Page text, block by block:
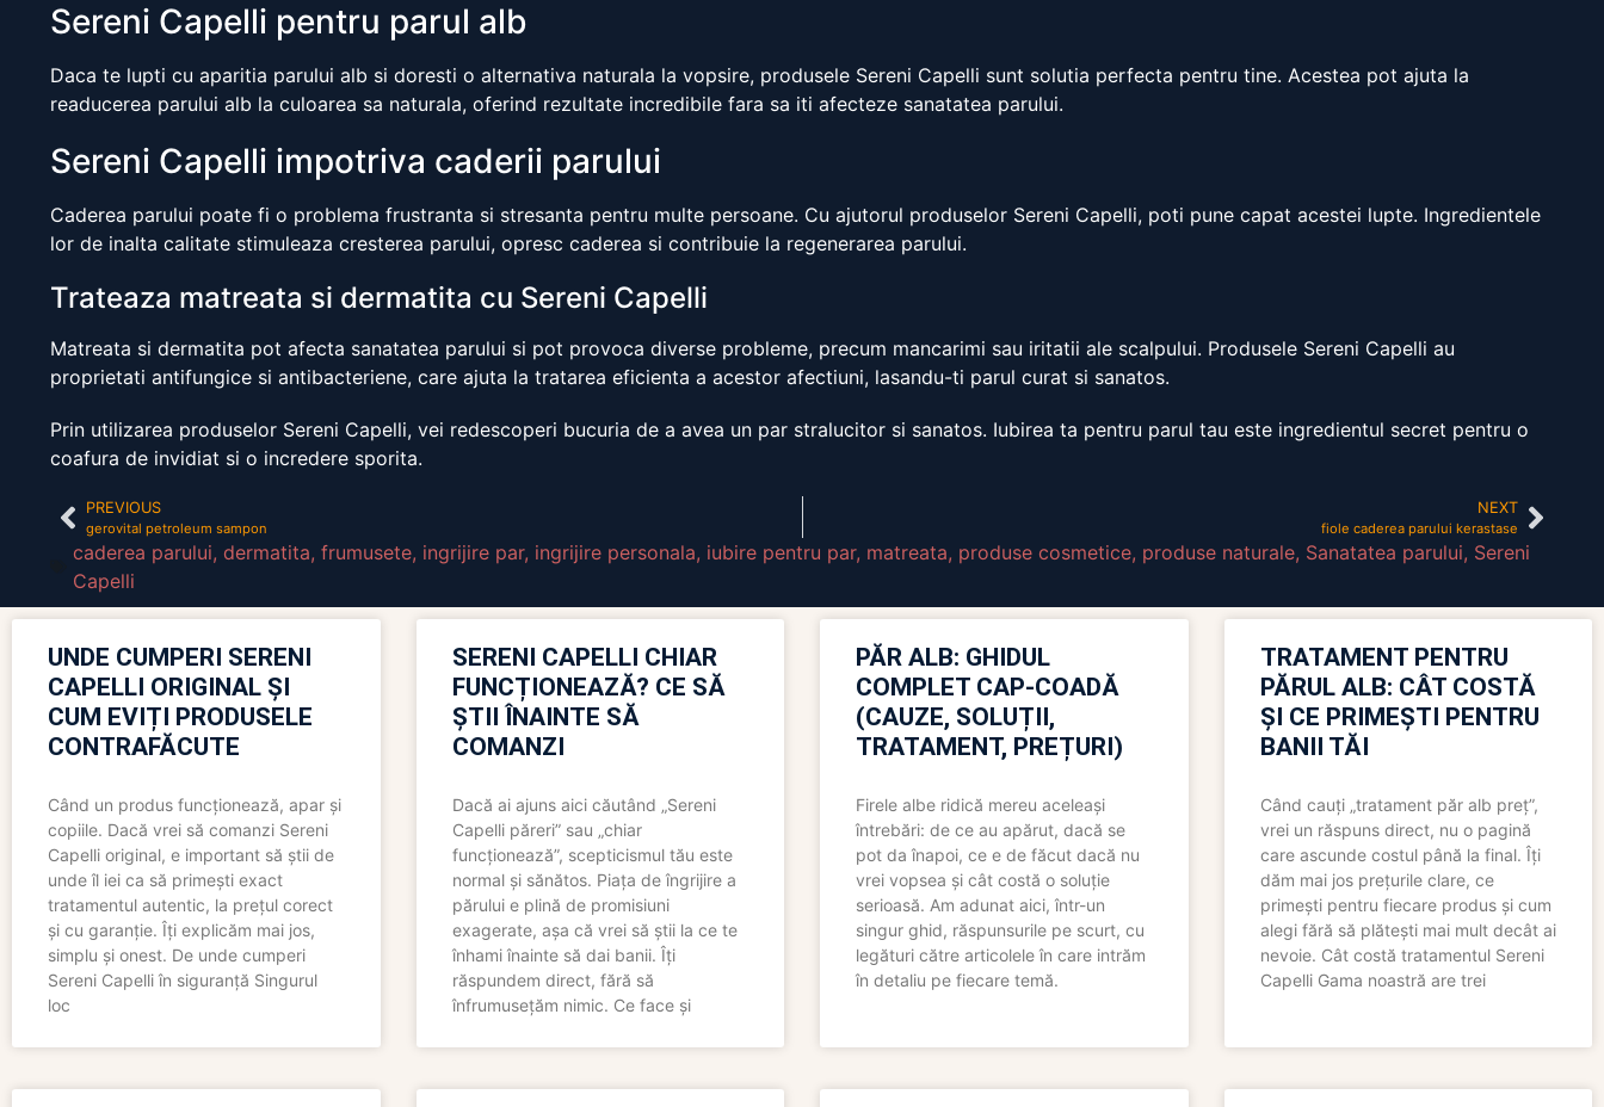
Sereni Capelli pentru parul alb
Daca te lupti cu aparitia parului alb si doresti o alternativa naturala la vopsire, produsele Sereni Capelli sunt solutia perfecta pentru tine. Acestea pot ajuta la
readucerea parului alb la culoarea sa naturala, oferind rezultate incredibile fara sa iti afecteze sanatatea parului.
Sereni Capelli impotriva caderii parului
Caderea parului poate fi o problema frustranta si stresanta pentru multe persoane. Cu ajutorul produselor Sereni Capelli, poti pune capat acestei lupte. Ingredientele
lor de inalta calitate stimuleaza cresterea parului, opresc caderea si contribuie la regenerarea parului.
Trateaza matreata si dermatita cu Sereni Capelli
Matreata si dermatita pot afecta sanatatea parului si pot provoca diverse probleme, precum mancarimi sau iritatii ale scalpului. Produsele Sereni Capelli au
proprietati antifungice si antibacteriene, care ajuta la tratarea eficienta a acestor afectiuni, lasandu-ti parul curat si sanatos.
Prin utilizarea produselor Sereni Capelli, vei redescoperi bucuria de a avea un par stralucitor si sanatos. Iubirea ta pentru parul tau este ingredientul secret pentru o
coafura de invidiat si o incredere sporita.
PREVIOUS
gerovital petroleum sampon
NEXT
fiole caderea parului kerastase
caderea parului, dermatita, frumusete, ingrijire par, ingrijire personala, iubire pentru par, matreata, produse cosmetice, produse naturale, Sanatatea parului, Sereni
Capelli
UNDE CUMPERI SERENI
CAPELLI ORIGINAL ȘI
CUM EVIȚI PRODUSELE
CONTRAFĂCUTE
Când un produs funcționează, apar și
copiile. Dacă vrei să comanzi Sereni
Capelli original, e important să știi de
unde îl iei ca să primești exact
tratamentul autentic, la prețul corect
și cu garanție. Îți explicăm mai jos,
simplu și onest. De unde cumperi
Sereni Capelli în siguranță Singurul
loc
SERENI CAPELLI CHIAR
FUNCȚIONEAZĂ? CE SĂ
ȘTII ÎNAINTE SĂ
COMANZI
Dacă ai ajuns aici căutând „Sereni
Capelli păreri” sau „chiar
funcționează”, scepticismul tău este
normal și sănătos. Piața de îngrijire a
părului e plină de promisiuni
exagerate, așa că vrei să știi la ce te
înhami înainte să dai banii. Îți
răspundem direct, fără să
înfrumusețăm nimic. Ce face și
PĂR ALB: GHIDUL
COMPLET CAP-COADĂ
(CAUZE, SOLUȚII,
TRATAMENT, PREȚURI)
Firele albe ridică mereu aceleași
întrebări: de ce au apărut, dacă se
pot da înapoi, ce e de făcut dacă nu
vrei vopsea și cât costă o soluție
serioasă. Am adunat aici, într-un
singur ghid, răspunsurile pe scurt, cu
legături către articolele în care intrăm
în detaliu pe fiecare temă.
TRATAMENT PENTRU
PĂRUL ALB: CÂT COSTĂ
ȘI CE PRIMEȘTI PENTRU
BANII TĂI
Când cauți „tratament păr alb preț”,
vrei un răspuns direct, nu o pagină
care ascunde costul până la final. Îți
dăm mai jos prețurile clare, ce
primești pentru fiecare produs și cum
alegi fără să plătești mai mult decât ai
nevoie. Cât costă tratamentul Sereni
Capelli Gama noastră are trei